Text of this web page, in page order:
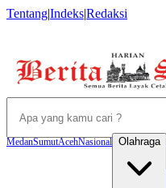
Tentang|Indeks|Redaksi
MedanSumutAcehNasional Olahraga